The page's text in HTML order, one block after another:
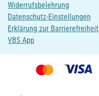
Widerrufsbelehrung
Datenschutz-Einstellungen
Erklärung zur Barrierefreiheit
VBS App